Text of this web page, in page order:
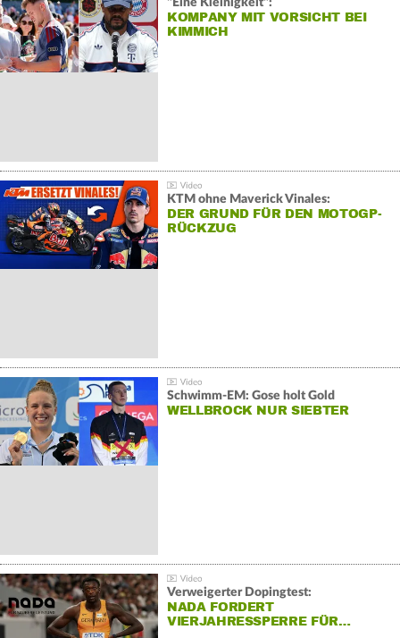
"Eine Kleinigkeit":
KOMPANY MIT VORSICHT BEI
KIMMICH
KTM ohne Maverick Vinales:
DER GRUND FÜR DEN MOTOGP-
RÜCKZUG
Schwimm-EM: Gose holt Gold
WELLBROCK NUR SIEBTER
Verweigerter Dopingtest:
NADA FORDERT
VIERJAHRESSPERRE FÜR…